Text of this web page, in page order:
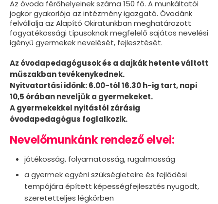
Az óvoda férőhelyeinek száma 150 fő. A munkáltatói
jogkör gyakorlója az intézmény igazgató. Óvodánk
felvállalja az Alapító Okiratunkban meghatározott
fogyatékossági típusoknak megfelelő sajátos nevelési
igényű gyermekek nevelését, fejlesztését.
Az óvodapedagógusok és a dajkák hetente váltott
műszakban tevékenykednek.
Nyitvatartási időnk: 6.00-tól 16.30 h-ig tart, napi
10,5 órában neveljük a gyermekeket.
A gyermekekkel nyitástól zárásig
óvodapedagógus foglalkozik.
Nevelőmunkánk rendező elvei:
játékosság, folyamatosság, rugalmasság
a gyermek egyéni szükségleteire és fejlődési
tempójára épített képességfejlesztés nyugodt,
szeretetteljes légkörben